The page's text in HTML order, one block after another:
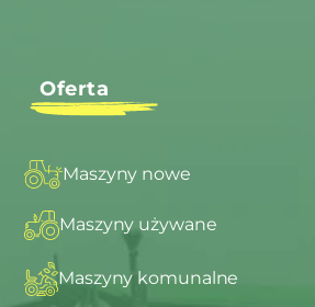
Oferta
Maszyny nowe
Maszyny używane
Maszyny komunalne